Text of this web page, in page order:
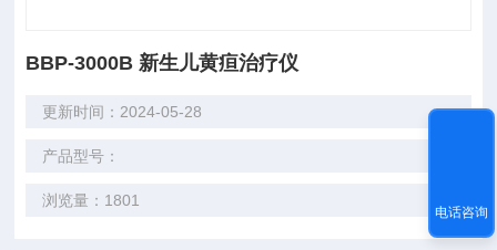
BBP-3000B 新生儿黄疸治疗仪
更新时间：2024-05-28
产品型号：
浏览量：1801
电话咨询